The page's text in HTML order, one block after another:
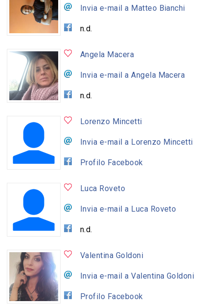
Invia e-mail a Matteo Bianchi
n.d.
Angela Macera
Invia e-mail a Angela Macera
n.d.
Lorenzo Mincetti
Invia e-mail a Lorenzo Mincetti
Profilo Facebook
Luca Roveto
Invia e-mail a Luca Roveto
n.d.
Valentina Goldoni
Invia e-mail a Valentina Goldoni
Profilo Facebook